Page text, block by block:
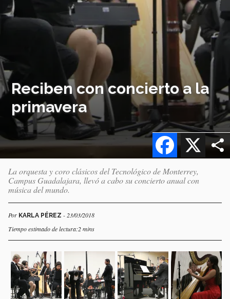
Reciben con concierto a la
primavera
X
Facebook
La orquesta y coro clásicos del Tecnológico de Monterrey,
Campus Guadalajara, llevó a cabo su concierto anual con
música del mundo.
Por KARLA PÉREZ - 23/03/2018
Tiempo estimado de lectura:2 mins